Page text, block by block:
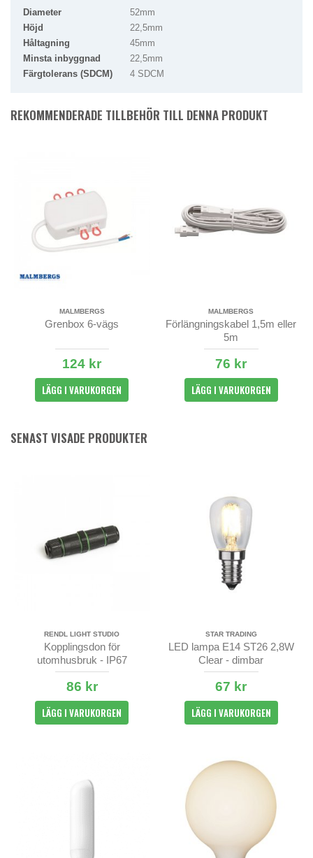
Diameter
52mm
Höjd
22,5mm
Håltagning
45mm
Minsta inbyggnad
22,5mm
Färgtolerans (SDCM)
4 SDCM
REKOMMENDERADE TILLBEHÖR TILL DENNA PRODUKT
MALMBERGS
Grenbox 6-vägs
124 kr
LÄGG I VARUKORGEN
MALMBERGS
Förlängningskabel 1,5m eller
5m
76 kr
LÄGG I VARUKORGEN
SENAST VISADE PRODUKTER
RENDL LIGHT STUDIO
Kopplingsdon för
utomhusbruk - IP67
86 kr
LÄGG I VARUKORGEN
STAR TRADING
LED lampa E14 ST26 2,8W
Clear - dimbar
67 kr
LÄGG I VARUKORGEN